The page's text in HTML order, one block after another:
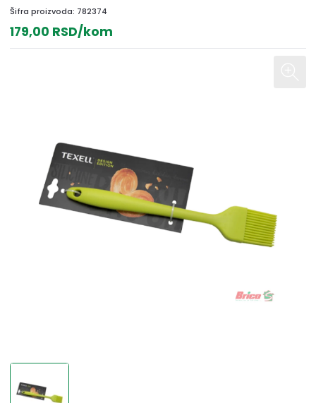
Šifra proizvoda: 782374
179,00 RSD/kom